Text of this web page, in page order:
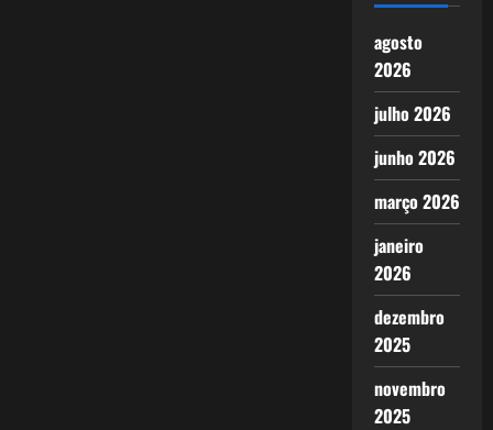
agosto
2026
julho 2026
junho 2026
março 2026
janeiro
2026
dezembro
2025
novembro
2025